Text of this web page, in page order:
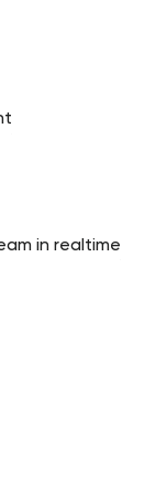
in realtime